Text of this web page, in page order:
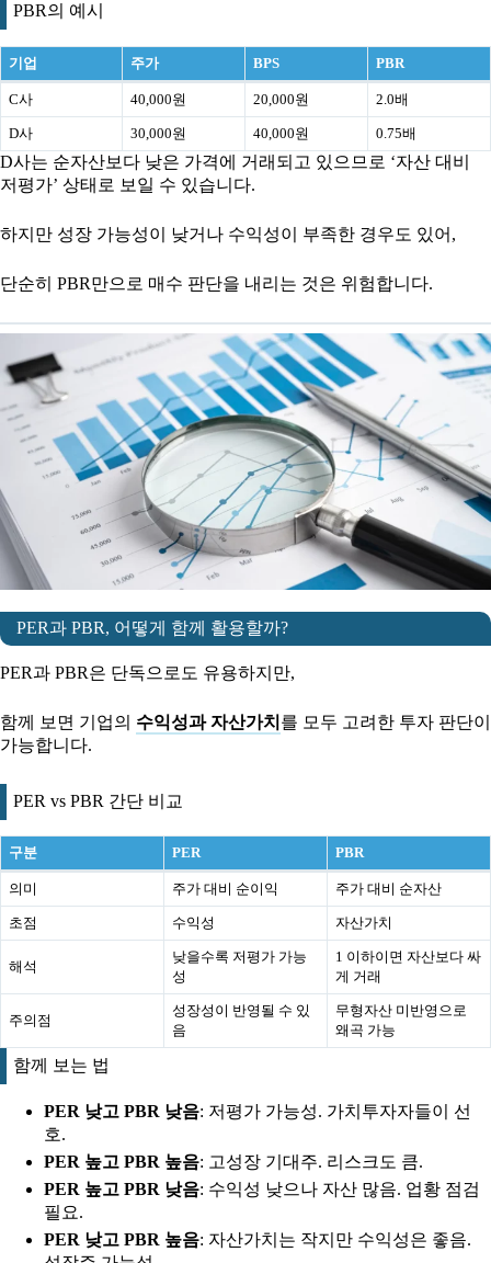
PBR의 예시
기업 주가 BPS PBR
C사 40,000원 20,000원 2.0배
D사 30,000원 40,000원 0.75배
D사는 순자산보다 낮은 가격에 거래되고 있으므로 ‘자산 대비
저평가’ 상태로 보일 수 있습니다.
하지만 성장 가능성이 낮거나 수익성이 부족한 경우도 있어,
단순히 PBR만으로 매수 판단을 내리는 것은 위험합니다.
PER과 PBR, 어떻게 함께 활용할까?
PER과 PBR은 단독으로도 유용하지만,
함께 보면 기업의 수익성과 자산가치 를 모두 고려한 투자 판단이
가능합니다.
PER vs PBR 간단 비교
구분 PER PBR
의미 주가 대비 순이익 주가 대비 순자산
초점 수익성 자산가치
해석
낮을수록 저평가 가능
성
1 이하이면 자산보다 싸
게 거래
주의점
성장성이 반영될 수 있
음
무형자산 미반영으로
왜곡 가능
함께 보는 법
PER 낮고 PBR 낮음: 저평가 가능성. 가치투자자들이 선
호.
PER 높고 PBR 높음: 고성장 기대주. 리스크도 큼.
PER 높고 PBR 낮음: 수익성 낮으나 자산 많음. 업황 점검
필요.
PER 낮고 PBR 높음: 자산가치는 작지만 수익성은 좋음.